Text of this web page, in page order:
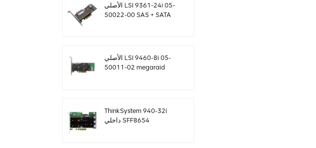
الأصلي LSI 9361-24i 05-
50022-00 SAS + SATA
الأصلي LSI 9460-8i 05-
50011-02 megaraid
ThinkSystem 940-32i
داخلي SFF8654